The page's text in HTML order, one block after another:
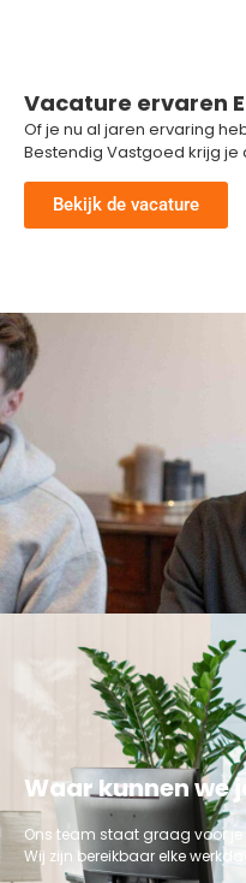
Vacature ervaren
Of je nu al jaren ervaring
Bestendig Vastgoed krijg
Bekijk de vacature
Waar kunnen we
Ons team staat graag voor je
Wij zijn bereikbaar elke